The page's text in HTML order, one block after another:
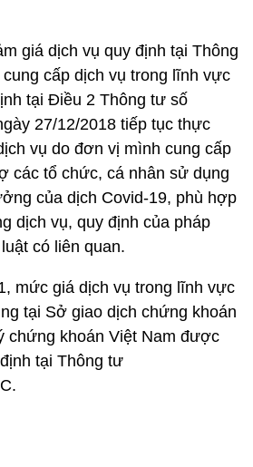
giá dịch vụ quy định tại Thông
cấp dịch vụ trong lĩnh vực
tại Điều 2 Thông tư số
27/12/2018 tiếp tục thực
vụ do đơn vị mình cung cấp
các tổ chức, cá nhân sử dụng
của dịch Covid-19, phù hợp
dịch vụ, quy định của pháp
có liên quan.
mức giá dịch vụ trong lĩnh vực
tại Sở giao dịch chứng khoán
chứng khoán Việt Nam được
tại Thông tư